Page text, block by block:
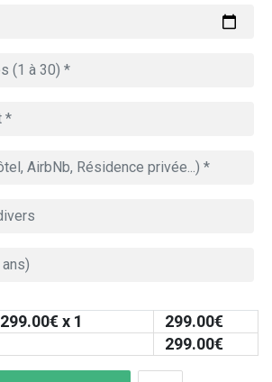
299.00€ x 1 299.00€
299.00€